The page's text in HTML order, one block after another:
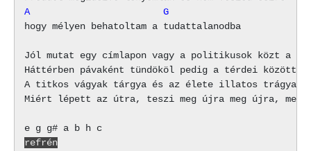
A                        G
hogy mélyen behatoltam a tudattalanodba
Jól mutat egy címlapon vagy a politikusok közt a
Háttérben pávaként tündököl pedig a térdei között
A titkos vágyak tárgya és az élete illatos trágya
Miért lépett az útra, teszi meg újra meg újra, meg
refrén